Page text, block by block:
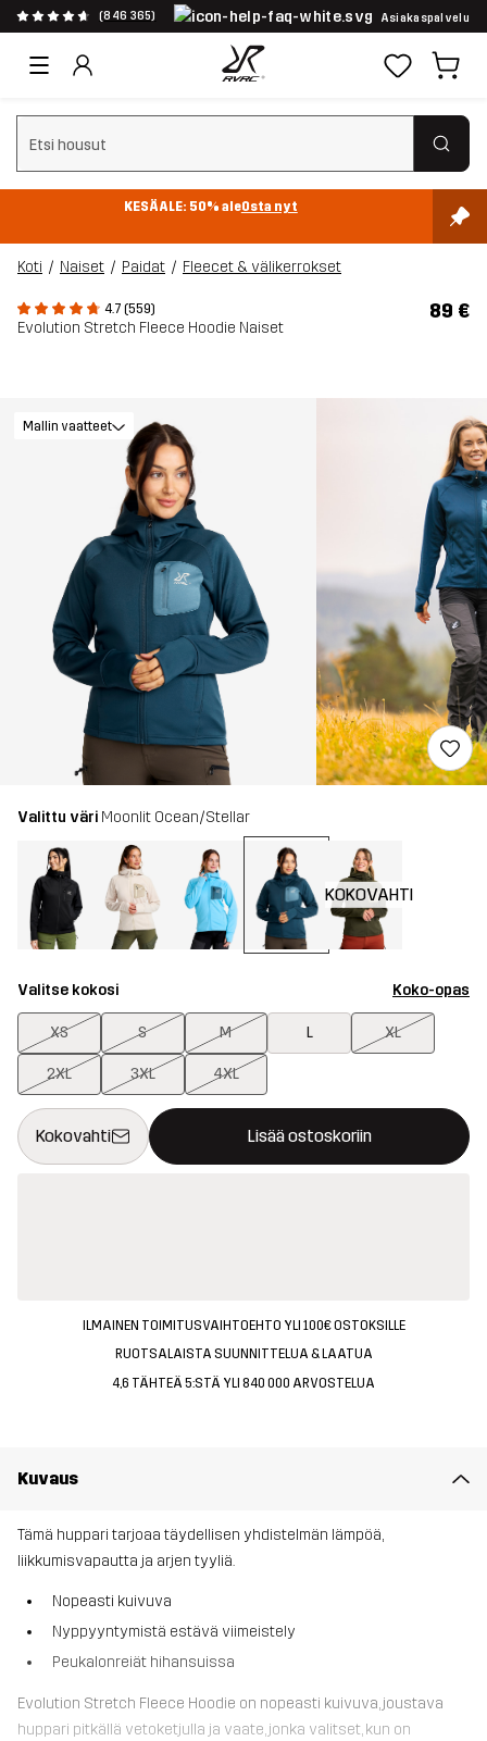
(846 365) Asiakaspalvelu
Tyhjennä haku
KESÄALE: 50% aleOsta nyt
Koti Naiset Paidat Fleecet & välikerrokset
4.7 (559)
Evolution Stretch Fleece Hoodie Naiset
89 €
Mallin vaatteet
Valittu väri Moonlit Ocean/Stellar
KOKOVAHTI
Valitse kokosi Koko-opas
XS S M L XL
2XL 3XL 4XL
Kokovahti Lisää ostoskoriin
Tämä painike avaa ikkunan, joka vahvistaa uuden tuotteen
{{size}} ei saatavilla
ILMAINEN TOIMITUSVAIHTOEHTO YLI 100€ OSTOKSILLE
RUOTSALAISTA SUUNNITTELUA & LAATUA
4,6 TÄHTEÄ 5:STÄ YLI 840 000 ARVOSTELUA
Kuvaus
Tämä huppari tarjoaa täydellisen yhdistelmän lämpöä,
liikkumisvapautta ja arjen tyyliä.
Nopeasti kuivuva
Nyppyyntymistä estävä viimeistely
Peukalonreiät hihansuissa
Evolution Stretch Fleece Hoodie on nopeasti kuivuva, joustava
huppari pitkällä vetoketjulla ja vaate, jonka valitset, kun on